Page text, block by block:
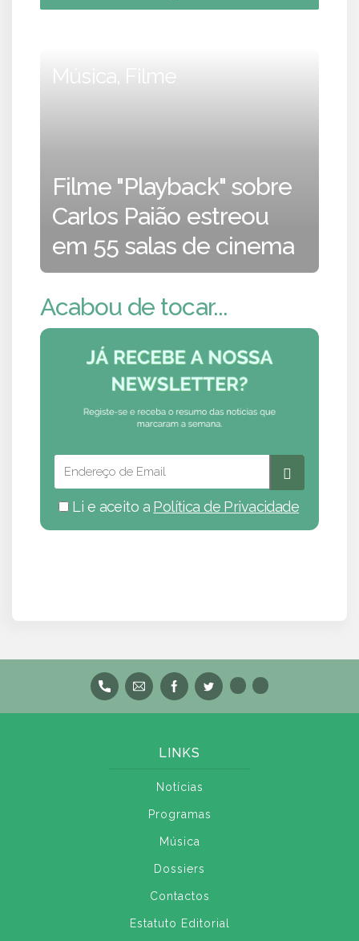
Música, Filme
Filme "Playback" sobre
Carlos Paião estreou
em 55 salas de cinema
Acabou de tocar...
Li e aceito a Política de Privacidade
LINKS
Notícias
Programas
Música
Dossiers
Contactos
Estatuto Editorial